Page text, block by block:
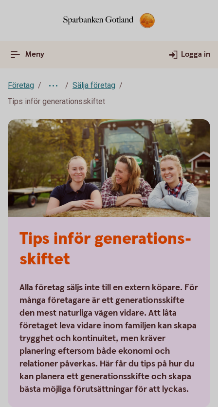
Meny Logga in
Företag
Sälja företag
Tips inför generationsskiftet
Tips inför generations­
skiftet
Alla företag säljs inte till en extern köpare. För
många företagare är ett generationsskifte
den mest naturliga vägen vidare. Att låta
företaget leva vidare inom familjen kan skapa
trygghet och kontinuitet, men kräver
planering eftersom både ekonomi och
relationer påverkas. Här får du tips på hur du
kan planera ett generationsskifte och skapa
bästa möjliga förutsättningar för att lyckas.